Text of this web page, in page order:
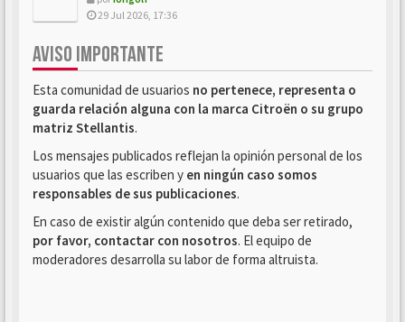
29 Jul 2026, 17:36
AVISO IMPORTANTE
Esta comunidad de usuarios no pertenece, representa o
guarda relación alguna con la marca Citroën o su grupo
matriz Stellantis.
Los mensajes publicados reflejan la opinión personal de los
usuarios que las escriben y en ningún caso somos
responsables de sus publicaciones.
En caso de existir algún contenido que deba ser retirado,
por favor, contactar con nosotros. El equipo de
moderadores desarrolla su labor de forma altruista.